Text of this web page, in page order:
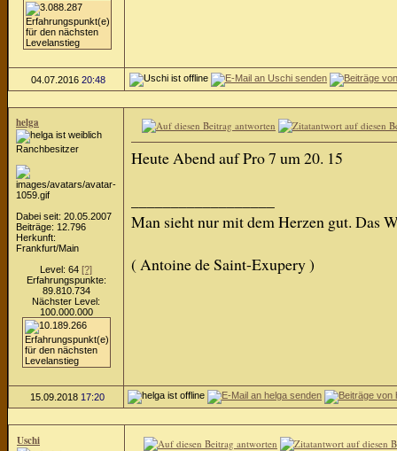
04.07.2016 20:48
helga
Ranchbesitzer
Dabei seit: 20.05.2007
Beiträge: 12.796
Herkunft:
Frankfurt/Main
Level: 64 [?]
Erfahrungspunkte:
89.810.734
Nächster Level:
100.000.000
Heute Abend auf Pro 7 um 20. 15
Man sieht nur mit dem Herzen gut. Das
( Antoine de Saint-Exupery )
15.09.2018 17:20
Uschi